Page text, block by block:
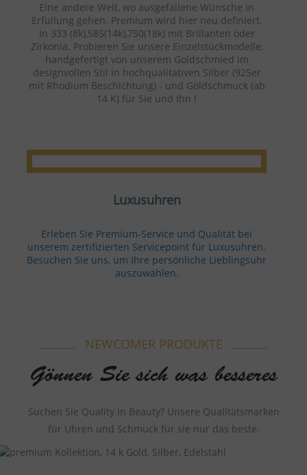
Eine andere Welt, wo ausgefallene Wünsche in
Erfüllung gehen. Premium wird hier neu definiert.
In 333 (8k),585(14k),750(18k) mit Brillanten oder
Zirkonia. Probieren Sie unsere Einzelstückmodelle,
handgefertigt von unserem Goldschmied im
designvollen Stil in hochqualitativen Silber (925er
mit Rhodium Beschichtung) - und Goldschmuck (ab
14 K) für Sie und Ihn !
Luxusuhren
Erleben Sie Premium-Service und Qualität bei
unserem zertifizierten Servicepoint für Luxusuhren.
Besuchen Sie uns, um Ihre persönliche Lieblingsuhr
auszuwählen.
NEWCOMER PRODUKTE
Gönnen Sie sich was besseres
Suchen Sie Quality in Beauty? Unsere Qualitätsmarken
für Uhren und Schmuck für sie nur das beste.